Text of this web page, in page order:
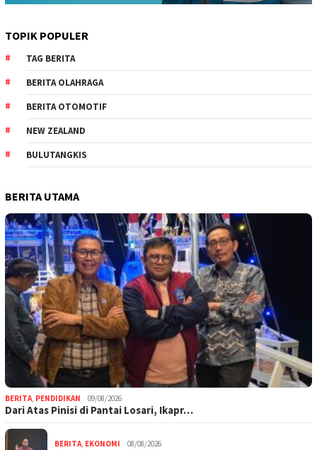
TOPIK POPULER
TAG BERITA
BERITA OLAHRAGA
BERITA OTOMOTIF
NEW ZEALAND
BULUTANGKIS
BERITA UTAMA
BERITA, PENDIDIKAN 09/08/2026
Dari Atas Pinisi di Pantai Losari, Ikapr…
BERITA, EKONOMI 08/08/2026